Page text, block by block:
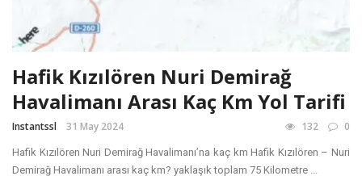
Hafik Kızılören Nuri Demirağ
Havalimanı Arası Kaç Km Yol Tarifi
Instantssl 31 May 2024 132 0
Hafik Kızılören Nuri Demirağ Havalimanı’na kaç km Hafik Kızılören – Nuri
Demirağ Havalimanı arası kaç km? yaklaşık toplam 75 Kilometre ...